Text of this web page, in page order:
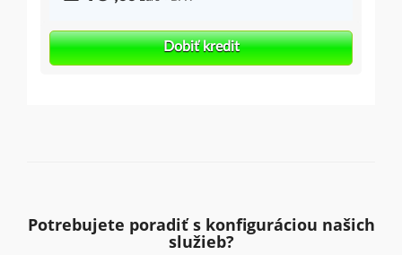
Potrebujete poradiť s konfiguráciou našich
služieb?